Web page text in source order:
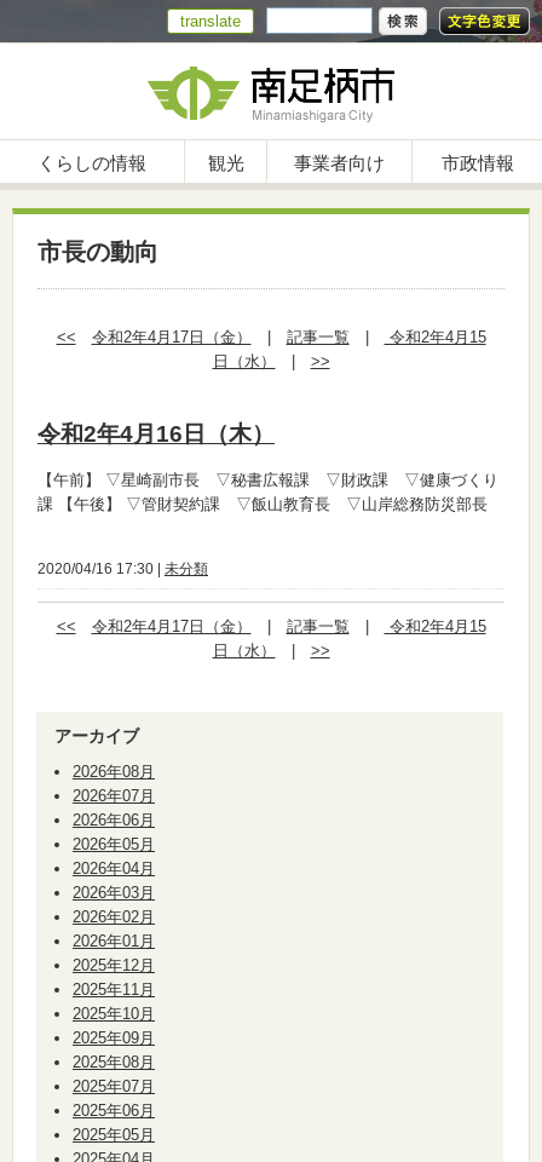
translate
くらしの情報 観光 事業者向け 市政情報
市長の動向
<< 令和2年4月17日（金） 記事一覧
令和2年4月15
日（水）
>>
令和2年4月16日（木）
【午前】
▽星崎副市長 ▽秘書広報課 ▽財政課 ▽健康づくり
課 【午後】 ▽管財契約課 ▽飯山教育長 ▽山岸総務防災部長
2020/04/16 17:30 | 未分類
<< 令和2年4月17日（金） 記事一覧
令和2年4月15
日（水）
>>
アーカイブ
2026年08月
2026年07月
2026年06月
2026年05月
2026年04月
2026年03月
2026年02月
2026年01月
2025年12月
2025年11月
2025年10月
2025年09月
2025年08月
2025年07月
2025年06月
2025年05月